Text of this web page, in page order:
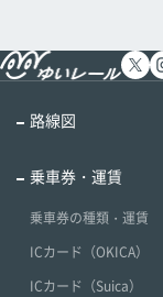
路線図
乗車券・運賃
乗車券の種類・運賃
ICカード（OKICA）
ICカード（Suica）